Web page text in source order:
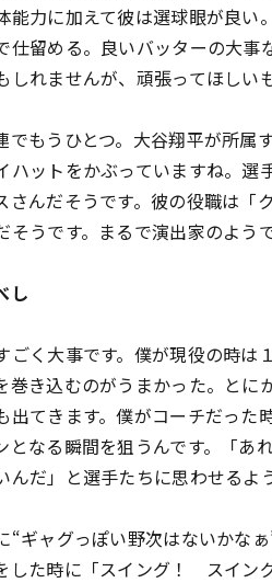
能力に加えて彼は選球眼が良
留める。良いバッターの大事
れませんが、頑張ってほしいも
もうひとつ。大谷翔平が所属
ハットをかぶっていますね。選
さんだそうです。彼の役職は「
うです。まるで演出家のよう
し
く大事です。僕が現役の時は
巻き込むのがうまかった。とに
出てきます。僕がコーチだった
なる瞬間を狙うんです。「あ
んだ」と選手たちに思わせるよ
ギャグっぽい野次はないかな
した時に「スイング！ スイン